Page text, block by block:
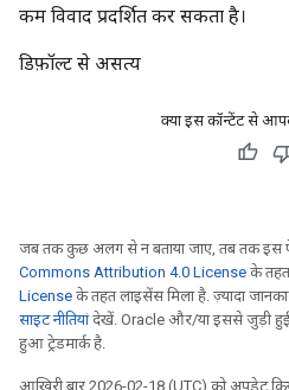
कम विवाद प्रदर्शित कर सकता है।
डिफ़ॉल्ट से असत्य
क्या इस कॉन्टेंट से
जब तक कुछ अलग से न बताया जाए, तब तक इस
Commons Attribution 4.0 License के
License के तहत लाइसेंस मिला है. ज़्यादा
साइट नीतियांदेखें. Oracle और/या इससे जुड़ी हुई
हुआ ट्रेडमार्क है.
आखिरी बार 2026-02-18 (UTC) को अपडेट